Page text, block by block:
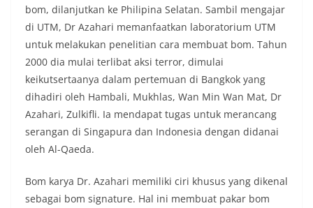
bom, dilanjutkan ke Philipina Selatan. Sambil mengajar
di UTM, Dr Azahari memanfaatkan laboratorium UTM
untuk melakukan penelitian cara membuat bom. Tahun
2000 dia mulai terlibat aksi terror, dimulai
keikutsertaanya dalam pertemuan di Bangkok yang
dihadiri oleh Hambali, Mukhlas, Wan Min Wan Mat, Dr
Azahari, Zulkifli. Ia mendapat tugas untuk merancang
serangan di Singapura dan Indonesia dengan didanai
oleh Al-Qaeda.
Bom karya Dr. Azahari memiliki ciri khusus yang dikenal
sebagai bom signature. Hal ini membuat pakar bom